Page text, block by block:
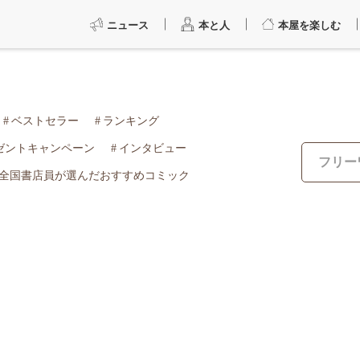
ニュース 本と人 本屋を楽しむ
ベストセラー ランキング
ントキャンペーン インタビュー
国書店員が選んだおすすめコミック